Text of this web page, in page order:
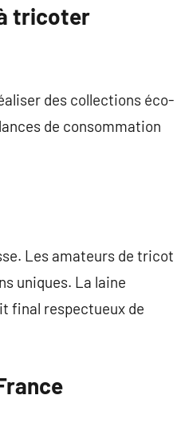
tricoter
des collections éco-
de consommation
Les amateurs de tricot
uniques. La laine
final respectueux de